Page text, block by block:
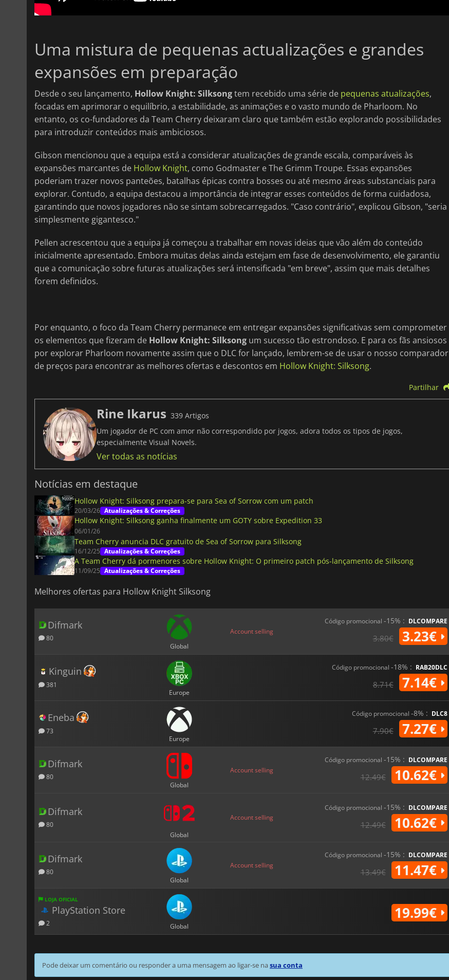
Uma mistura de pequenas actualizações e grandes
expansões em preparação
Desde o seu lançamento, Hollow Knight: Silksongtem recebido uma série de pequenas atualizações,
focadas em aprimorar o equilíbrio, a estabilidade, as animações e o vasto mundo de Pharloom. No
entanto, os co-fundadores da Team Cherry deixaram claro que também estão explorando possibilidades
para introduzir conteúdos mais ambiciosos.
Gibson mencionou que a equipa está a considerar atualizações de grande escala, comparáveis às
expansões marcantes de Hollow Knight, como Godmaster e The Grimm Troupe. Essas expansões
poderiam trazer novos panteões, batalhas épicas contra bosses ou até mesmo áreas substanciais para
explorar. Contudo, a equipa destacou a importância de integrar esses conteúdos de forma cuidadosa,
garantindo que novos jogadores não se sintam sobrecarregados. "Caso contrário", explicou Gibson, "seria
simplesmente gigantesco."
Pellen acrescentou que a equipa já começou a trabalhar em novas ideias que vão além do conteúdo
inicialmente apresentado. Embora muitas delas ainda estejam em fase de desenvolvimento, ele garantiu
que a comunicação sobre futuras atualizações será intensificada "em breve", assim que mais detalhes
forem definidos.
Por enquanto, o foco da Team Cherry permanece em entregar expansões significativas sem comprometer
os elementos que fizeram de Hollow Knight: Silksong um sucesso tão estrondoso. E para os fãs ansiosos
por explorar Pharloom novamente assim que o DLC for lançado, lembrem-se de usar o nosso comparador
de preços para encontrar as melhores ofertas e descontos em Hollow Knight: Silksong.
Partilhar
Rine Ikarus 339 Artigos
Um jogador de PC com amor não correspondido por jogos, adora todos os tipos de jogos,
especialmente Visual Novels.
Ver todas as notícias
Notícias em destaque
Hollow Knight: Silksong prepara-se para Sea of Sorrow com um patch
20/03/26 Atualizações & Correções
Hollow Knight: Silksong ganha finalmente um GOTY sobre Expedition 33
06/01/26
Team Cherry anuncia DLC gratuito de Sea of Sorrow para Silksong
16/12/25 Atualizações & Correções
A Team Cherry dá pormenores sobre Hollow Knight: O primeiro patch pós-lançamento de Silksong
11/09/25 Atualizações & Correções
Melhores ofertas para Hollow Knight Silksong
Difmark
80
Global
Account selling
Código promocional -15% : DLCOMPARE
3.80€ 3.23€
Kinguin
381
Europe
Código promocional -18% : RAB20DLC
8.71€ 7.14€
Eneba
73
Europe
Código promocional -8% : DLC8
7.90€ 7.27€
Difmark
80
Global
Account selling
Código promocional -15% : DLCOMPARE
12.49€ 10.62€
Difmark
80
Global
Account selling
Código promocional -15% : DLCOMPARE
12.49€ 10.62€
Difmark
80
Global
Account selling
Código promocional -15% : DLCOMPARE
13.49€ 11.47€
LOJA OFICIAL
PlayStation Store
2 Global
19.99€
Pode deixar um comentário ou responder a uma mensagem ao ligar-se nasua conta